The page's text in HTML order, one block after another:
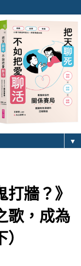
▼
牆？》
歌，成為